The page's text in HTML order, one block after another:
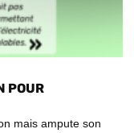
POUR
mais ampute son